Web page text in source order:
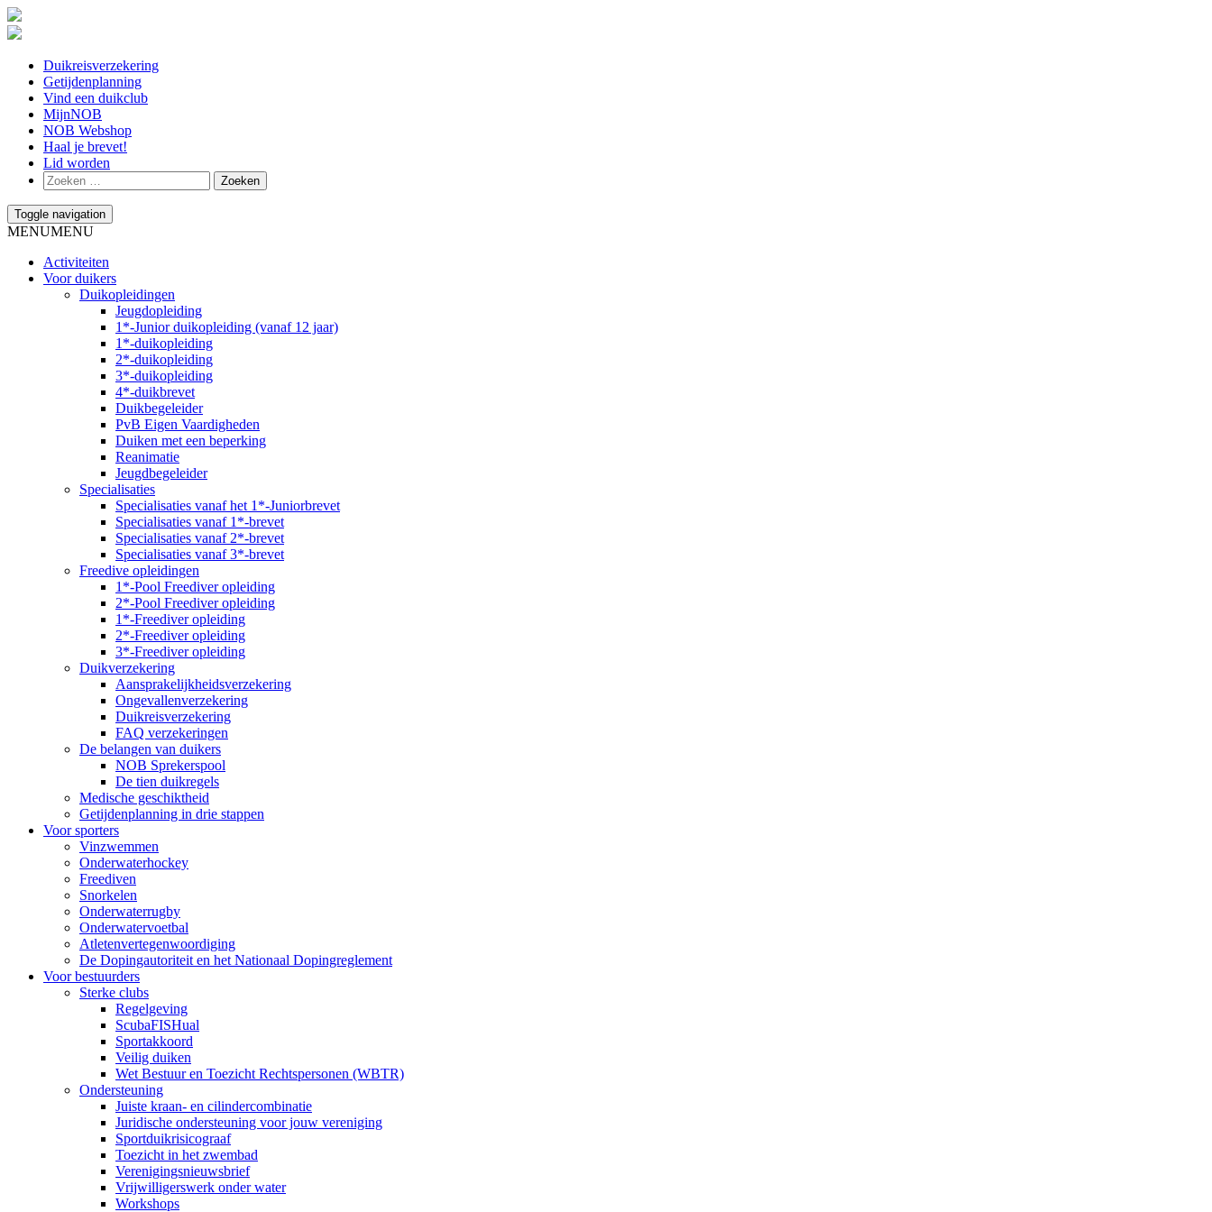
Duikreisverzekering
Getijdenplanning
Vind een duikclub
MijnNOB
NOB Webshop
Haal je brevet!
Lid worden
Toggle navigation
MENUMENU
Activiteiten
Voor duikers
Duikopleidingen
Jeugdopleiding
1*-Junior duikopleiding (vanaf 12 jaar)
1*-duikopleiding
2*-duikopleiding
3*-duikopleiding
4*-duikbrevet
Duikbegeleider
PvB Eigen Vaardigheden
Duiken met een beperking
Reanimatie
Jeugdbegeleider
Specialisaties
Specialisaties vanaf het 1*-Juniorbrevet
Specialisaties vanaf 1*-brevet
Specialisaties vanaf 2*-brevet
Specialisaties vanaf 3*-brevet
Freedive opleidingen
1*-Pool Freediver opleiding
2*-Pool Freediver opleiding
1*-Freediver opleiding
2*-Freediver opleiding
3*-Freediver opleiding
Duikverzekering
Aansprakelijkheidsverzekering
Ongevallenverzekering
Duikreisverzekering
FAQ verzekeringen
De belangen van duikers
NOB Sprekerspool
De tien duikregels
Medische geschiktheid
Getijdenplanning in drie stappen
Voor sporters
Vinzwemmen
Onderwaterhockey
Freediven
Snorkelen
Onderwaterrugby
Onderwatervoetbal
Atletenvertegenwoordiging
De Dopingautoriteit en het Nationaal Dopingreglement
Voor bestuurders
Sterke clubs
Regelgeving
ScubaFISHual
Sportakkoord
Veilig duiken
Wet Bestuur en Toezicht Rechtspersonen (WBTR)
Ondersteuning
Juiste kraan- en cilindercombinatie
Juridische ondersteuning voor jouw vereniging
Sportduikrisicograaf
Toezicht in het zwembad
Verenigingsnieuwsbrief
Vrijwilligerswerk onder water
Workshops